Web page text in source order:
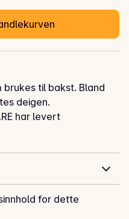
til bakst. Bland
deigen.
har levert
for dette